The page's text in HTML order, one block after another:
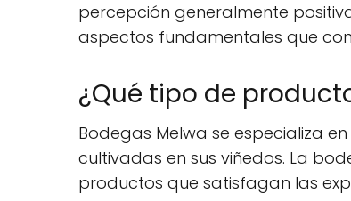
percepción generalmente
aspectos fundamentales que
¿Qué tipo de
Bodegas Melwa se especializa
cultivadas en sus viñedos. La
productos que satisfagan las